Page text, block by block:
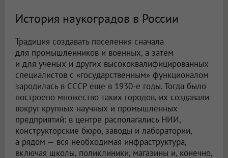
История наукоградов в России
Традиция создавать поселения сначала
для промышленников и военных, а затем
и для ученых и других высококвалифицированных
специалистов с «государственным» функционалом
зародилась в СССР еще в 1930-е годы. Тогда было
построено множество таких городов, их создавали
вокруг крупных научных и промышленных
предприятий: в центре располагались НИИ,
конструкторские бюро, заводы и лаборатории,
а рядом — вся необходимая инфраструктура,
включая школы, поликлиники, магазины и, конечно,